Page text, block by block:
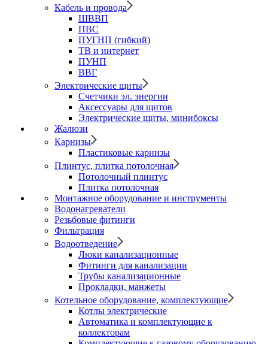
Кабель и провода
ШВВП
ПВС
ПУГНП (гибкий)
ТВ и интернет
ПУНП
ВВГ
Электрические щиты
Счетчики эл. энергии
Аксессуары для щитов
Электрические щиты, минибоксы
Жалюзи
Карнизы
Пластиковые карнизы
Плинтус, плитка потолочная
Потолочный плинтус
Плитка потолочная
Монтажное оборудование и инструменты
Водонагреватели
Резьбовые фитинги
Фильтрация
Водоотведение
Люки канализационные
Фитинги для канализации
Трубы канализационные
Прокладки, манжеты
Котельное оборудование, комплектующие
Котлы электрические
Автоматика и комплектующие к
коллекторам